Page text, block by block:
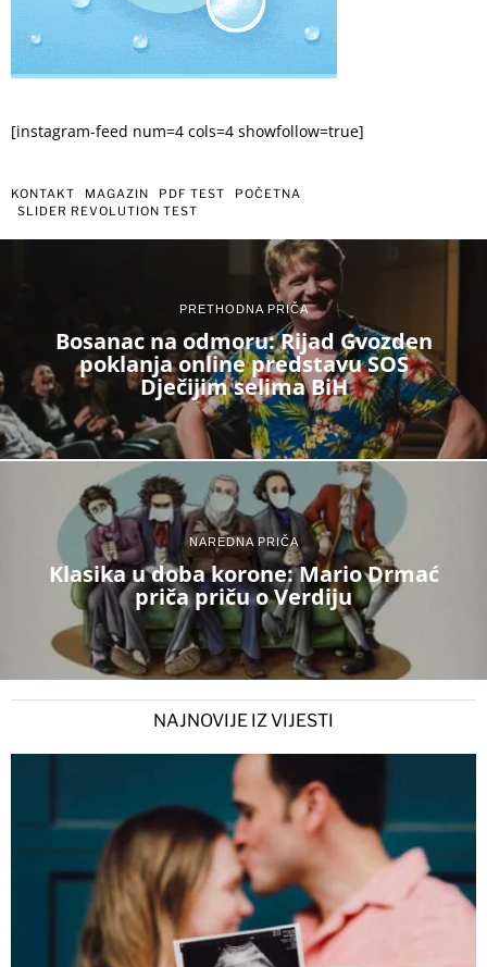
[instagram-feed num=4 cols=4 showfollow=true]
KONTAKT MAGAZIN PDF TEST
POČETNA
SLIDER REVOLUTION TEST
PRETHODNA PRIČA
Bosanac na odmoru: Rijad Gvozden
poklanja online predstavu SOS
Dječijim selima BiH
NAREDNA PRIČA
Klasika u doba korone: Mario Drmać
priča priču o Verdiju
NAJNOVIJE IZ VIJESTI